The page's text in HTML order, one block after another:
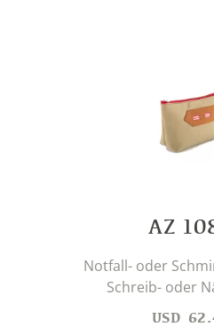
AZ
Notfall- oder
Schreib- oder
USD